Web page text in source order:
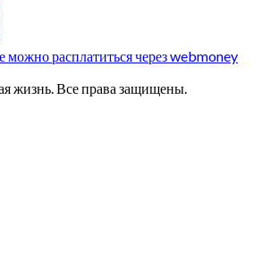
можно расплатиться через webmoney
жизнь. Все права защищены.